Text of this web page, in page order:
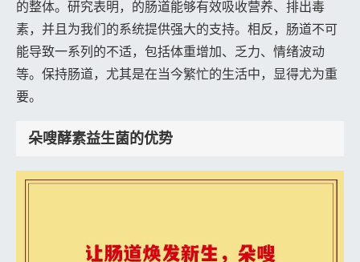
的整体。研究表明，的肠道能够有效吸收营养、排出毒
素，并且为我们的系统提供强大的支持。相反，肠道不可
能导致一系列的不适，包括体重增加、乏力、情绪波动
等。保持肠道，尤其是在当今繁忙的生活中，显得尤为重
要。
朵嗖酵素益生菌的优势